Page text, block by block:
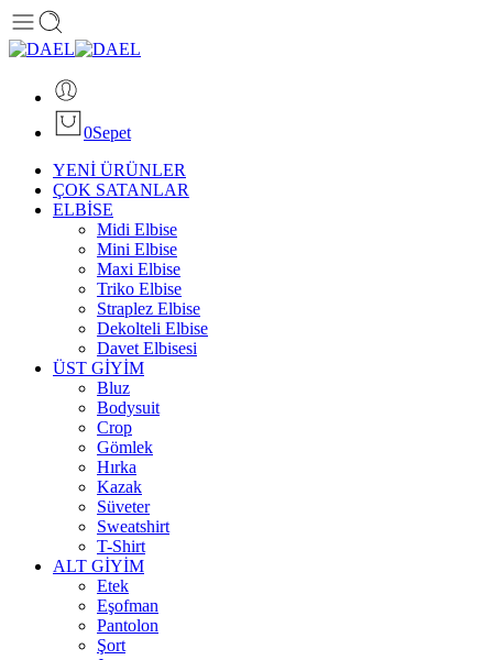
0Sepet
YENİ ÜRÜNLER
ÇOK SATANLAR
ELBİSE
Midi Elbise
Mini Elbise
Maxi Elbise
Triko Elbise
Straplez Elbise
Dekolteli Elbise
Davet Elbisesi
ÜST GİYİM
Bluz
Bodysuit
Crop
Gömlek
Hırka
Kazak
Süveter
Sweatshirt
T-Shirt
ALT GİYİM
Etek
Eşofman
Pantolon
Şort